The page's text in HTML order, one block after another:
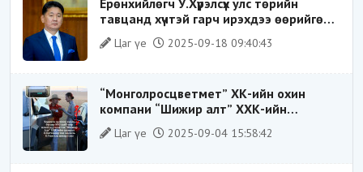
Ерөнхийлөгч У.Хүрэлсүх улс төрийн
тавцанд хүчтэй гарч ирэхдээ өөрийгөө
шударга ёсны төлөө тэмцэгч, “хуучин
тогтолцооны хонгилыг нураагч” гэсэн
Цаг үе 2025-09-18 09:40:43
“Монголросцветмет” ХК-ийн охин
компани “Шижир алт” ХХК-ийн
Гүйцэтгэх захирлаар ажиллаж байсан
О.Баттөмөрт холбогдох хэрэг хаашаа
Цаг үе 2025-09-04 15:58:42